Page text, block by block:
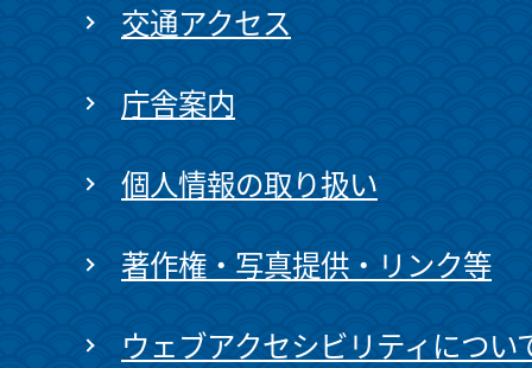
交通アクセス
庁舎案内
個人情報の取り扱い
著作権・写真提供・リンク等
ウェブアクセシビリティについ